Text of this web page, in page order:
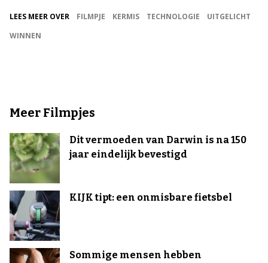
LEES MEER OVER FILMPJE KERMIS TECHNOLOGIE
UITGELICHT
WINNEN
Meer Filmpjes
Dit vermoeden van Darwin is na 150
jaar eindelijk bevestigd
KIJK tipt: een onmisbare fietsbel
Sommige mensen hebben